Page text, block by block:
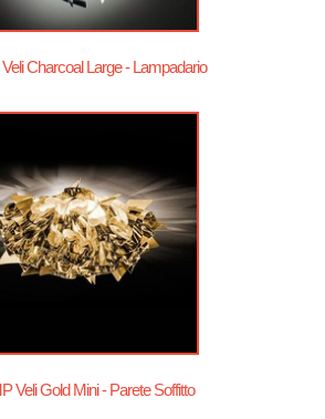
Charcoal Large - Lampadario
Veli Gold Mini - Parete Soffitto